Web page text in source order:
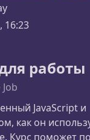
16:23
работы
JavaScript и
как он
Курс поможет